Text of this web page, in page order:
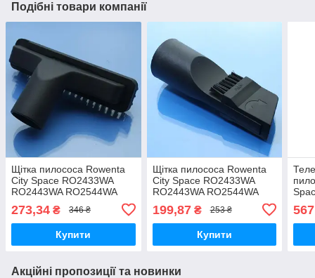
Подібні товари компанії
Щітка пилососа Rowenta
City Space RO2433WA
RO2443WA RO2544WA
RO2759EA з ворсом мала
273,34 ₴ 346 ₴
Купити
Щітка пилососа Rowenta
City Space RO2433WA
RO2443WA RO2544WA
RO2759EA щілинна
поворотна 120° з ворсом
199,87₴ 253 ₴
Купити
Акційні пропозиції та новинки